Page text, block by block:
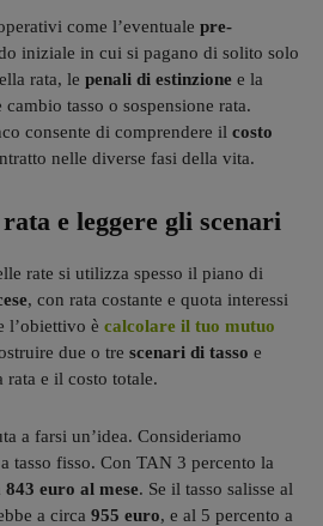
come l’eventuale pre-
iniziale in cui si pagano di solito solo
rata, le penali di estinzione e la
tasso o sospensione rata.
consente di comprendere il costo
nelle diverse fasi della vita.
e leggere gli scenari
rate si utilizza spesso il piano di
, con rata costante e quota interessi
l’obiettivo è calcolare il tuo mutuo
due o tre scenari di tasso e
e il costo totale.
a farsi un’idea. Consideriamo
tasso fisso. Con TAN 3 percento la
843 euro al mese. Se il tasso salisse al
a circa 955 euro, e al 5 percento a